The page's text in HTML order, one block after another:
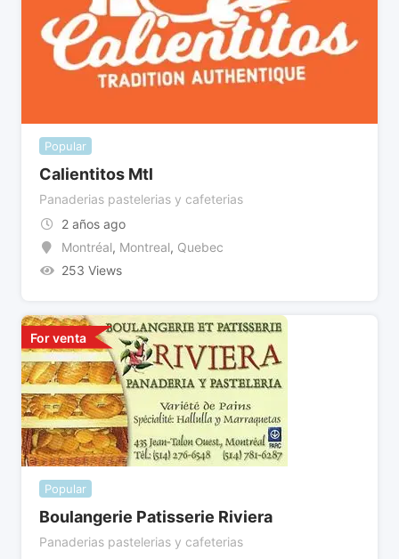
Popular
Calientitos Mtl
Panaderias pastelerias y cafeterias
2 años ago
Montréal, Montreal, Quebec
253 Views
For venta
Popular
Boulangerie Patisserie Riviera
Panaderias pastelerias y cafeterias